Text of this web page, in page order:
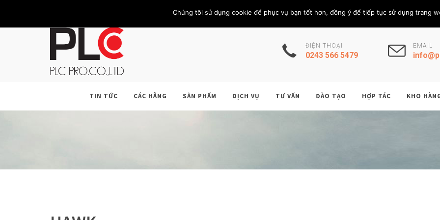
KHÁCH HÀNG LIÊN HỆ THÀNH VIÊN Thứ Tư, 5/8/
ĐIỆN THOẠI
0243 566 5479
EMAIL
TIN TỨC CÁC HÃNG SẢN PHẨM DỊCH VỤ TƯ VẤN ĐÀO TẠO HỢP TÁC KHO
Chúng tôi sử dụng cookie để phục vụ bạn tốt hơn, đồng ý để tiếp tục sử dụng trang